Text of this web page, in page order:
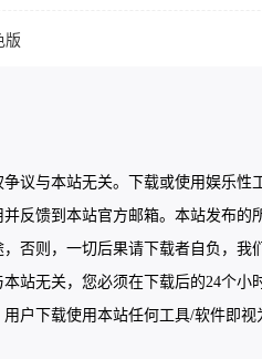
版
议与本站无关。下载或使用娱乐性
反馈到本站官方邮箱。本站发布的
否则，一切后果请下载者自负，我
站无关，您必须在下载后的24个小
户下载使用本站任何工具/软件即视